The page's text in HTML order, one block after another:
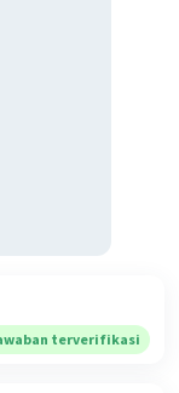
terverifikasi